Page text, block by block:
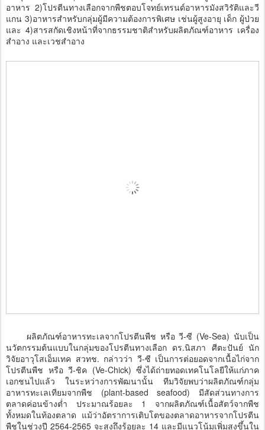
อาหาร 2)โปรตีนทางเลือกจากพืชตอบโจทย์เทรนด์อาหารมังสวิรัติและวี
แกน 3)อาหารสำหรับกลุ่มผู้มีความต้องการพิเศษ เช่นผู้สูงอายุ เด็ก ผู้ป่วย
และ 4)สารสกัดเชิงหน้าที่จากธรรมชาติสำหรับผลิตภัณฑ์อาหาร เครื่อง
สำอาง และเวชสำอาง
ผลิตภัณฑ์อาหารทะเลจากโปรตีนพืช หรือ วี-ซี (Ve-Sea) นับเป็น
นวัตกรรมต้นแบบในกลุ่มของโปรตีนทางเลือก ดร.นิสภา ศีตะปันย์ นัก
วิจัยอาวุโสเอ็มเทค สวทช. กล่าวว่า วี-ซี เป็นการต่อยอดจากเนื้อไก่จาก
โปรตีนพืช หรือ วี-ชิค (Ve-Chick) ซึ่งได้ถ่ายทอดเทคโนโลยีให้แก่ภาค
เอกชนไปแล้ว ในระหว่างการพัฒนานั้น ทีมวิจัยพบว่าผลิตภัณฑ์กลุ่ม
อาหารทะเลเทียมจากพืช (plant-based seafood) มีสัดส่วนทางการ
ตลาดค่อนข้างต่ำ ประมาณร้อยละ 1 จากผลิตภัณฑ์เนื้อสัตว์จากพืช
ทั้งหมดในท้องตลาด แม้ว่าอัตราการเติบโตของตลาดอาหารจากโปรตีน
พืชในช่วงปี 2564-2565 จะสูงถึงร้อยละ 14 และมีแนวโน้มเพิ่มสูงขึ้นใน